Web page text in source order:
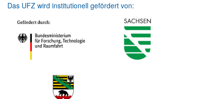
Das UFZ wird institutionell gefördert von: